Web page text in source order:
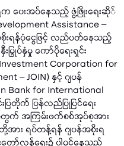
ရက ပေးအပ်နေသည့် ဖွံ့ဖြိုးရေးဆို်
Assistance –
န်အစိုးရန်ပုံငွေဖြင့် လည်ပတ်နေသည့်
ြှုပ်နှံမှု ကော်ပိုရေးရှင်း
Corporation for
– JOIN) နှင့် ဂျပန်
Bank for International
ြတိုက် ပြန်လည်ပြုပြင်ရေး
က် အကြမ်းဖက်စစ်အုပ်စုအား
ား ရပ်တန့်ရန် ဂျပန်အစိုးရ
ော်လှန်ရေး၌ ပါဝင်နေသည့်